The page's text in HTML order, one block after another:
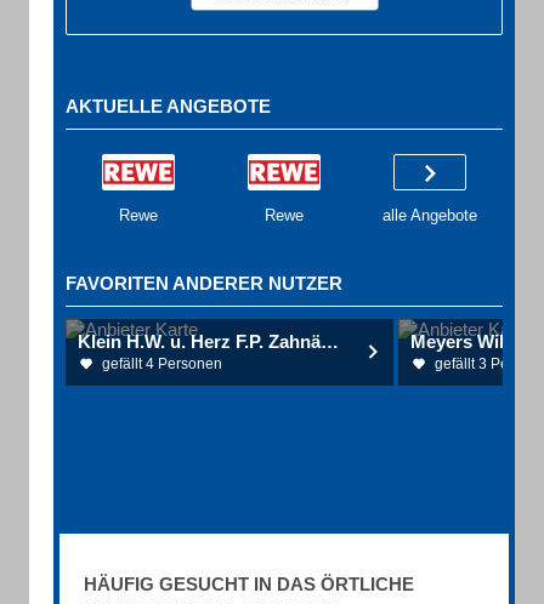
AKTUELLE ANGEBOTE
Rewe Rewe alle Angebote
FAVORITEN ANDERER NUTZER
Klein H.W. u. Herz F.P. Zahnärzte
gefällt 4 Personen
Meyers Willi
gefällt 3
HÄUFIG GESUCHT IN DAS ÖRTLICHE